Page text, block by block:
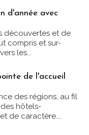
d'année avec
découvertes et de
compris et sur-
les...
de l'accueil
des régions, au fil
hôtels-
de caractère....